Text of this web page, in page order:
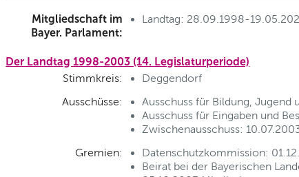
Mitgliedschaft im
Bayer. Parlament:
Landtag: 28.09.1998-
Der Landtag 1998-2003 (14. Legislaturperiode)
Stimmkreis:
Deggendorf
Ausschüsse:
Ausschuss für Bildung,
Ausschuss für Eingaben und
Zwischenausschuss:
Gremien:
Datenschutzkommission:
Beirat bei der Bayerischen